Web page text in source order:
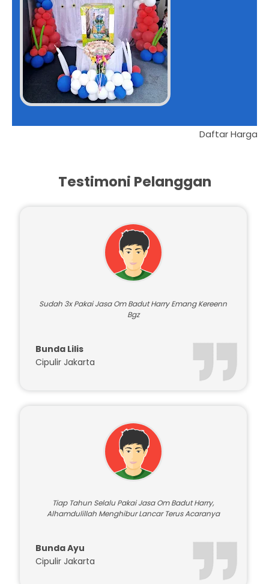
Testimoni Pelanggan
Sudah 3x Pakai Jasa Om Badut Harry Emang Kereenn
Bgz
Bunda Lilis
Cipulir Jakarta
Tiap Tahun Selalu Pakai Jasa Om Badut Harry,
Alhamdulillah Menghibur Lancar Terus Acaranya
Bunda Ayu
Cipulir Jakarta